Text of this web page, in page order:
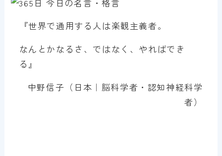
『世界で通用する人は楽観主義者。
なんとかなるさ、ではなく、やればでき
る』
中野信子（日本｜脳科学者・認知神経科学
者）